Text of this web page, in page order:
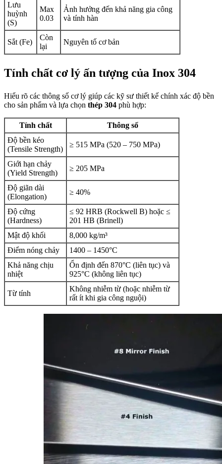
Lưu
huỳnh
(S)
Max
0.03
Ảnh hưởng đến khả năng gia công
và tính hàn
Sắt (Fe)
Còn
lại
Nguyên tố cơ bản
Tính chất cơ lý ấn tượng của Inox 304
Hiểu rõ các thông số cơ lý giúp các kỹ sư thiết kế chính xác độ bền
cho sản phẩm và lựa chọn thép 304 phù hợp:
Tính chất
Thông số
Độ bền kéo
(Tensile Strength)
≥ 515 MPa (520 – 750 MPa)
Giới hạn chảy
(Yield Strength)
≥ 205 MPa
Độ giãn dài
(Elongation)
≥ 40%
Độ cứng
(Hardness)
≤ 92 HRB (Rockwell B) hoặc ≤
201 HB (Brinell)
Mật độ khối
8,000 kg/m³
Điểm nóng chảy
1400 – 1450°C
Khả năng chịu
nhiệt
Ổn định đến 870°C (liên tục) và
925°C (không liên tục)
Từ tính
Không nhiễm từ (hoặc nhiễm từ
rất ít khi gia công nguội)